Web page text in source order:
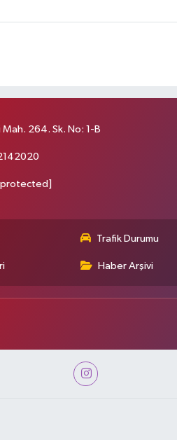
Mah. 264. Sk. No: 1-B
protected]
Trafik Durumu
Haber Arşivi